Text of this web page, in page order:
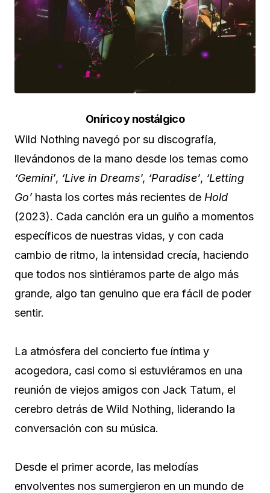
Onírico y nostálgico
Wild Nothing navegó por su discografía,
llevándonos de la mano desde los temas como
‘Gemini’, ‘Live in Dreams’, ‘Paradise’, ‘Letting
Go’hasta los cortes más recientes de Hold
(2023). Cada canción era un guiño a momentos
específicos de nuestras vidas, y con cada
cambio de ritmo, la intensidad crecía, haciendo
que todos nos sintiéramos parte de algo más
grande, algo tan genuino que era fácil de poder
sentir.
La atmósfera del concierto fue íntima y
acogedora, casi como si estuviéramos en una
reunión de viejos amigos con Jack Tatum, el
cerebro detrás de Wild Nothing, liderando la
conversación con su música.
Desde el primer acorde, las melodías
envolventes nos sumergieron en un mundo de